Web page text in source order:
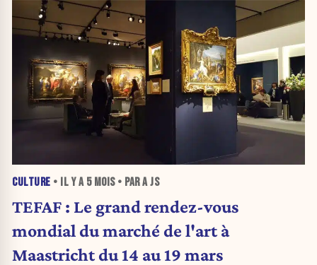
CULTURE • IL Y A 5 MOIS• PAR A JS
TEFAF : Le grand rendez-vous
mondial du marché de l'art à
Maastricht du 14 au 19 mars